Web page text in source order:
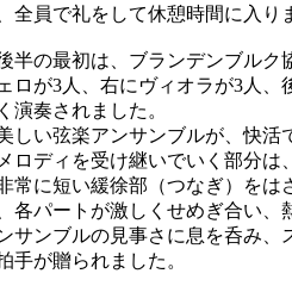
全員で礼をして休憩時間に入り
半の最初は、ブランデンブルク
ロが3人、右にヴィオラが3人、
演奏されました。
しい弦楽アンサンブルが、快活
ロディを受け継いでいく部分は
常に短い緩徐部（つなぎ）をは
各パートが激しくせめぎ合い
サンブルの見事さに息を呑み、
手が贈られました。